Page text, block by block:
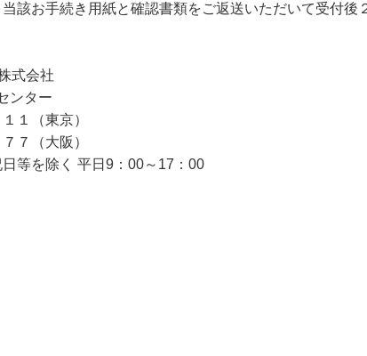
該お手続き用紙と確認書類をご返送いただいて受付後
式会社
ンター
１１（東京）
７（大阪）
等を除く 平日9：00～17：00